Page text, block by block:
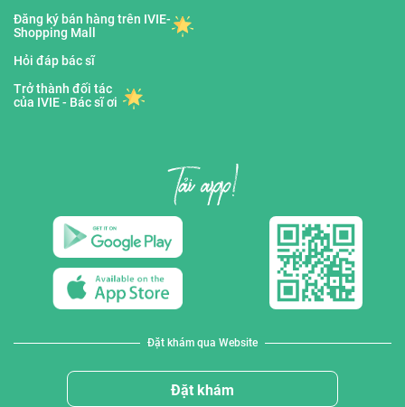
Đăng ký bán hàng trên IVIE-
Shopping Mall
Hỏi đáp bác sĩ
Trở thành đối tác
của IVIE - Bác sĩ ơi
Đặt khám qua Website
Đặt khám